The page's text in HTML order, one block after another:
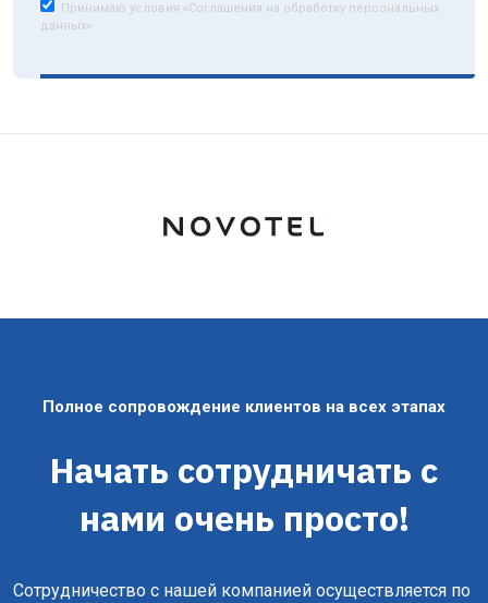
Принимаю условия «Соглашения на обработку персональных
данных»
Полное сопровождение клиентов на всех этапах
Начать сотрудничать с
нами очень просто!
Сотрудничество с нашей компанией осуществляется по